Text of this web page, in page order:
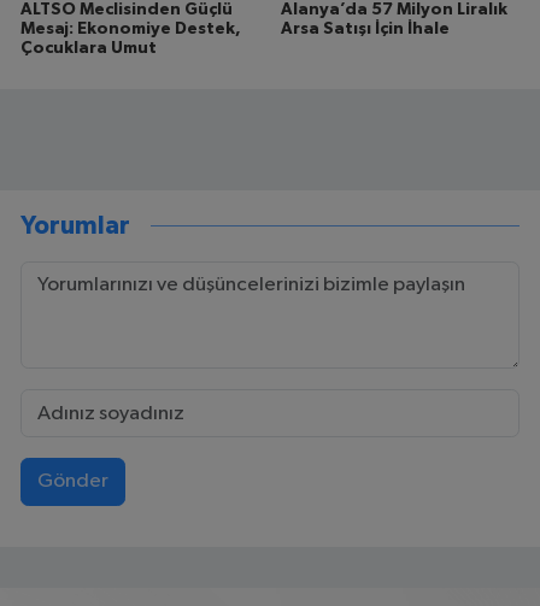
ALTSO Meclisinden Güçlü
Mesaj: Ekonomiye Destek,
Çocuklara Umut
Alanya’da 57 Milyon Liralık
Arsa Satışı İçin İhale
Yorumlar
Gönder